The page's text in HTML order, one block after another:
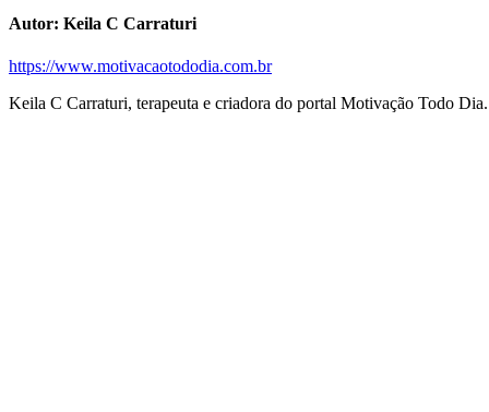
Autor: Keila C Carraturi
https://www.motivacaotododia.com.br
Keila C Carraturi, terapeuta e criadora do portal Motivação Todo Dia.